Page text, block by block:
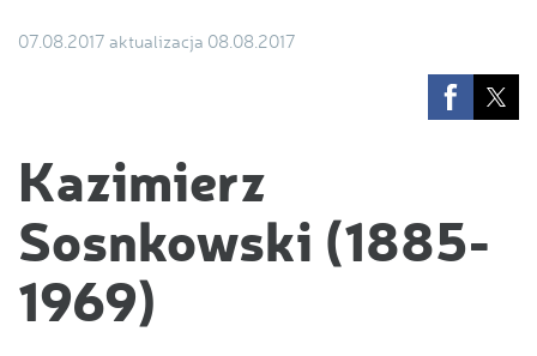
07.08.2017 aktualizacja 08.08.2017
Kazimierz
Sosnkowski (1885-
1969)